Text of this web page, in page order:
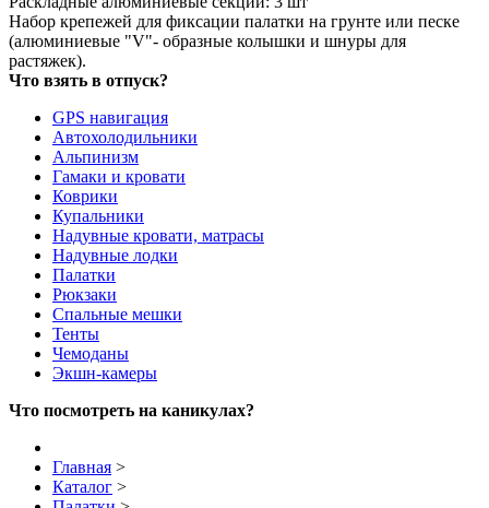
Набор крепежей для фиксации палатки на грунте или песке
(алюминиевые "V"- образные колышки и шнуры для
растяжек).
Что взять в отпуск?
GPS навигация
Автохолодильники
Альпинизм
Гамаки и кровати
Коврики
Купальники
Надувные кровати, матрасы
Надувные лодки
Палатки
Рюкзаки
Спальные мешки
Тенты
Чемоданы
Экшн-камеры
Что посмотреть на каникулах?
Главная >
Каталог >